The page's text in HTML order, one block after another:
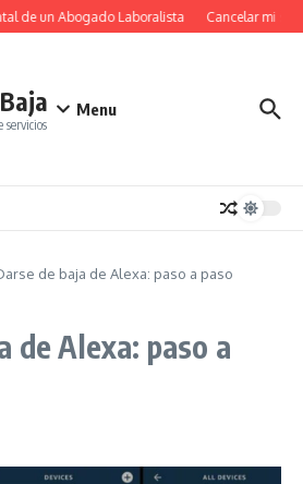
de un Abogado Laboralista Cancelar mi
servicios
Menu
de baja de Alexa: paso a paso
de Alexa: paso a